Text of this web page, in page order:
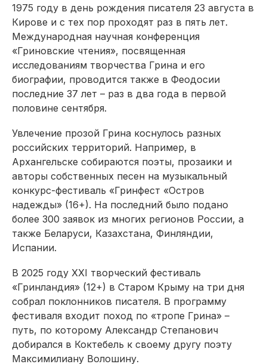
1975 году в день рождения писателя 23 августа в
Кирове и с тех пор проходят раз в пять лет.
Международная научная конференция
«Гриновские чтения», посвященная
исследованиям творчества Грина и его
биографии, проводится также в Феодосии
последние 37 лет – раз в два года в первой
половине сентября.
Увлечение прозой Грина коснулось разных
российских территорий. Например, в
Архангельске собираются поэты, прозаики и
авторы собственных песен на музыкальный
конкурс-фестиваль «Гринфест «Остров
надежды» (16+). На последний было подано
более 300 заявок из многих регионов России, а
также Беларуси, Казахстана, Финляндии,
Испании.
В 2025 году XXI творческий фестиваль
«Гринландия» (12+) в Старом Крыму на три дня
собрал поклонников писателя. В программу
фестиваля входит поход по «тропе Грина» –
путь, по которому Александр Степанович
добирался в Коктебель к своему другу поэту
Максимилиану Волошину.